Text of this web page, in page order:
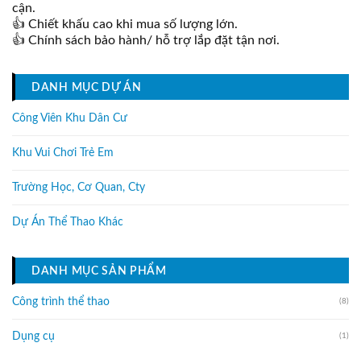
cận.
👍 Chiết khấu cao khi mua số lượng lớn.
👍 Chính sách bảo hành/ hỗ trợ lắp đặt tận nơi.
DANH MỤC DỰ ÁN
Công Viên Khu Dân Cư
Khu Vui Chơi Trẻ Em
Trường Học, Cơ Quan, Cty
Dự Án Thể Thao Khác
DANH MỤC SẢN PHẨM
Công trình thể thao (8)
Dụng cụ (1)